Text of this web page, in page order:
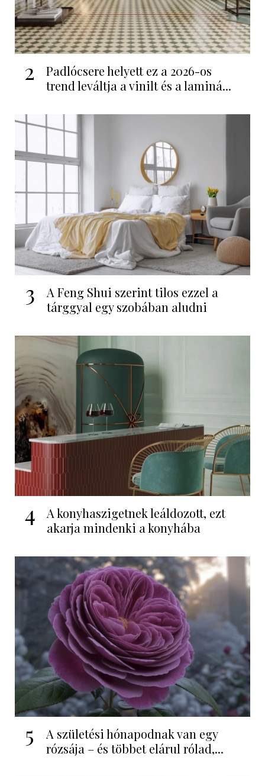
2
Padlócsere helyett ez a 2026-os
trend leváltja a vinilt és a laminá...
3
A Feng Shui szerint tilos ezzel a
tárggyal egy szobában aludni
4
A konyhaszigetnek leáldozott, ezt
akarja mindenki a konyhába
5
A születési hónapodnak van egy
rózsája – és többet elárul rólad,...